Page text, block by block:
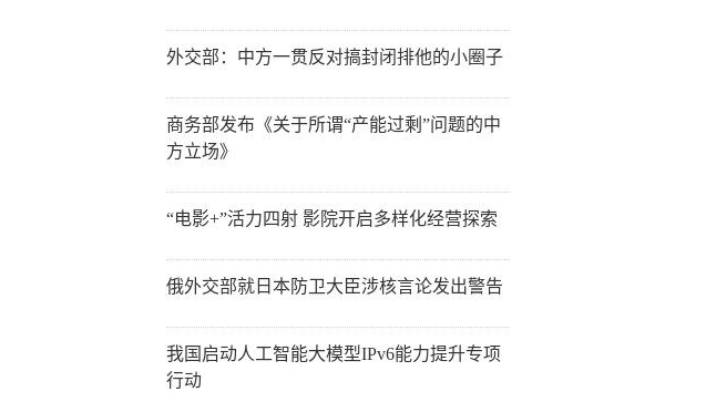
外交部：中方一贯反对搞封闭排他的小圈子
商务部发布《关于所谓“产能过剩”问题的中
方立场》
“电影+”活力四射 影院开启多样化经营探索
俄外交部就日本防卫大臣涉核言论发出警告
我国启动人工智能大模型IPv6能力提升专项
行动